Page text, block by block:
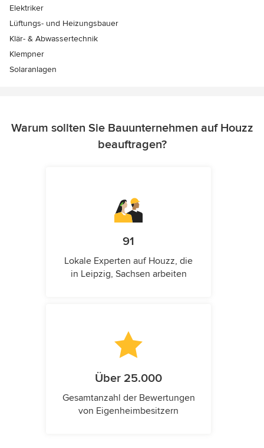
Elektriker
Lüftungs- und Heizungsbauer
Klär- & Abwassertechnik
Klempner
Solaranlagen
Warum sollten Sie Bauunternehmen auf Houzz
beauftragen?
91
Lokale Experten auf Houzz, die
in Leipzig, Sachsen arbeiten
Über 25.000
Gesamtanzahl der Bewertungen
von Eigenheimbesitzern